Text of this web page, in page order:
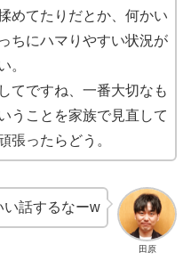
めてたりだとか、何かい
ちにハマりやすい状況が
。
てですね、一番大切なも
うことを家族で見直して
張ったらどう。
田原
い話するなーw